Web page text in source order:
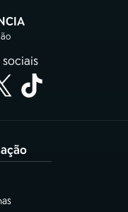
nova aba)
aba)